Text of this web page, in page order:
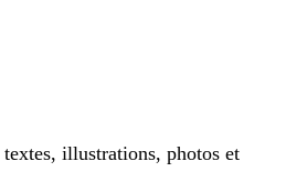
illustrations, photos et